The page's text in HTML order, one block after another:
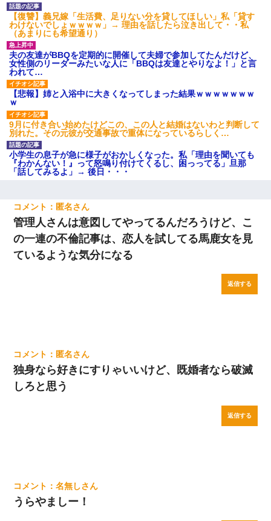
【復讐】義兄嫁「生活費、足りない分を貸してほしい」私「貸す
わけないでしょｗｗｗｗ」→ 理由を話したら泣き出して・・私
（あまりにも希望通り）
夫の友達がBBQを定期的に開催して夫婦で参加してたんだけど、
女性側のリーダーみたいな人に「BBQは友達とやりなよ！」と言
われて…
【悲報】姉と入浴中に大きくなってしまった結果ｗｗｗｗｗｗｗ
ｗ
9月に付き合い始めたけどこの、この人と結婚はないわと判断して
別れた。その元彼が交通事故で重体になっているらしく…
小学生の息子が急に様子がおかしくなった。私「理由を聞いても
『わかんない！』って怒鳴り付けてくるし、困っってる」旦那
「話してみるよ」→ 後日・・・
匿名
管理人さんは意図してやってるんだろうけど、こ
の一連の不倫記事は、恋人を試してる馬鹿女を見
ているような気分になる
返信する
匿名
独身なら好きにすりゃいいけど、既婚者なら破滅
しろと思う
返信する
名無し
うらやましー！